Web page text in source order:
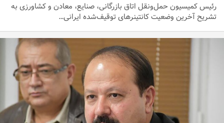
رئیس کمیسیون حمل‌ونقل اتاق بازرگانی، صنایع، معادن و کشاورزی به
تشریح آخرین وضعیت کانتینرهای توقیف‌شده ایرانی…